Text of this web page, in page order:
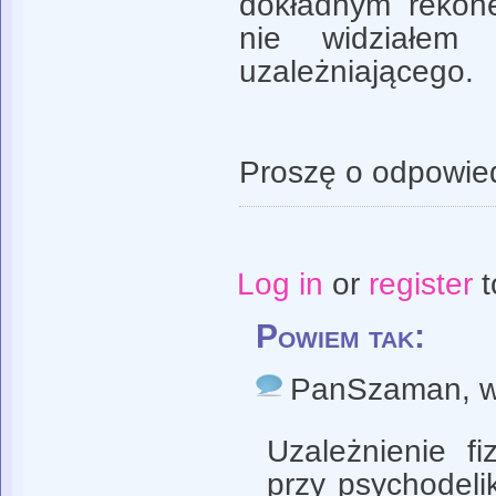
nie
uzależniającego.
Proszę o
Log in or register
Powiem tak:
PanSzaman,
Uzależnienie
przy